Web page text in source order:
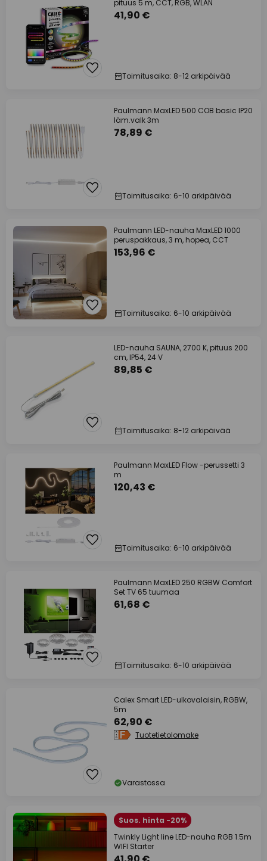
pituus 5 m, CCT, RGB, WLAN
41,90 €
Toimitusaika: 8-12 arkipäivää
Paulmann MaxLED 500 COB basic IP20
läm.valk 3m
78,89 €
Toimitusaika: 6-10 arkipäivää
Paulmann LED-nauha MaxLED 1000
peruspakkaus, 3 m, hopea, CCT
153,96 €
Toimitusaika: 6-10 arkipäivää
LED-nauha SAUNA, 2700 K, pituus 200
cm, IP54, 24 V
89,85 €
Toimitusaika: 8-12 arkipäivää
Paulmann MaxLED Flow -perussetti 3
m
120,43 €
Toimitusaika: 6-10 arkipäivää
Paulmann MaxLED 250 RGBW Comfort
Set TV 65 tuumaa
61,68 €
Toimitusaika: 6-10 arkipäivää
Calex Smart LED-ulkovalaisin, RGBW,
5m
62,90 €
Tuotetietolomake
Varastossa
Suos. hinta -20%
Twinkly Light line LED-nauha RGB 1.5m
WIFI Starter